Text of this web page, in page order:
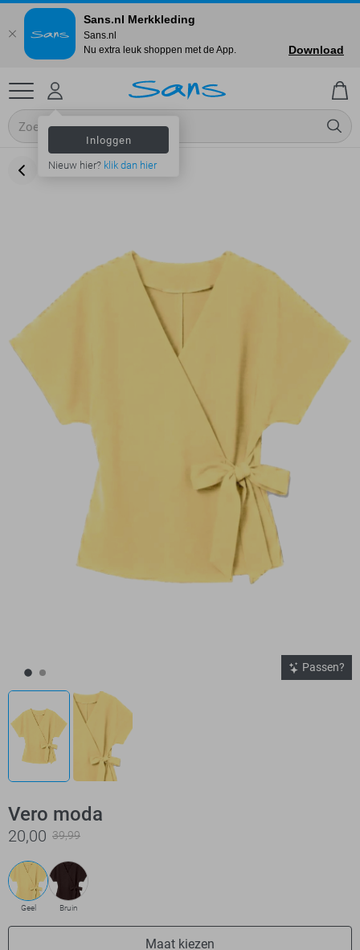
Inloggen
Nieuw hier? klik dan hier
Passen?
Vero moda
20,00 39,99
Geel Bruin
Maat kiezen
Sans.nl Merkkleding
Sans.nl
Nu extra leuk shoppen met de App.
Download